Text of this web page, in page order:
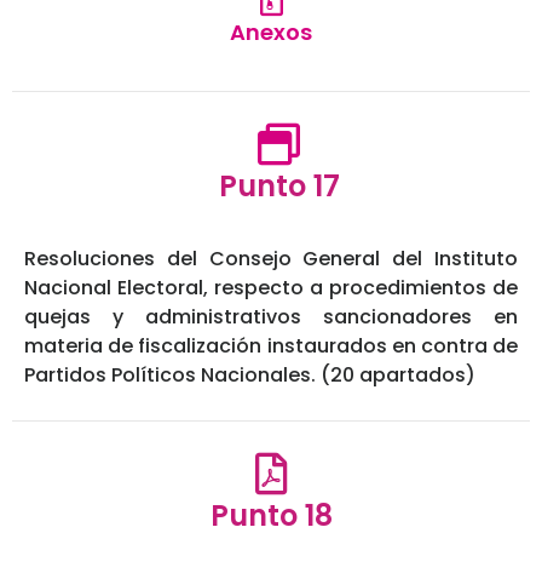
Anexos
Punto 17
Resoluciones del Consejo General del Instituto
Nacional Electoral, respecto a procedimientos de
quejas y administrativos sancionadores en
materia de fiscalización instaurados en contra de
Partidos Políticos Nacionales. (20 apartados)
Punto 18